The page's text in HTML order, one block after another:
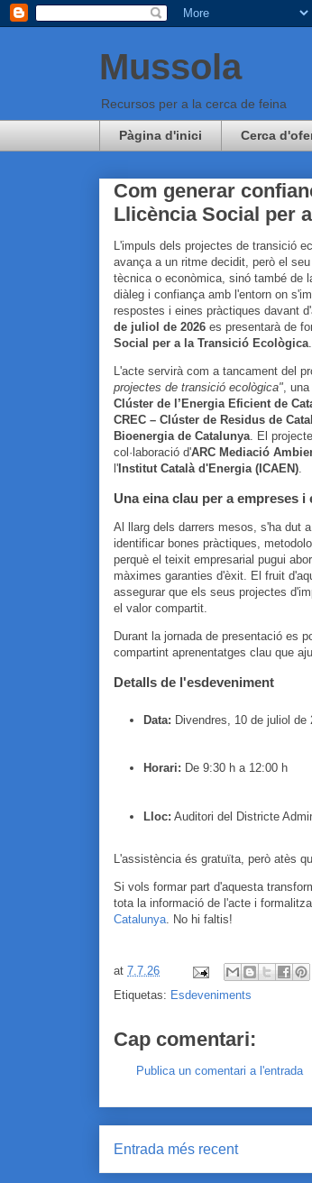
Mussola
Recursos per a la cerca de feina
Pàgina d'inici Cerca
Com generar
Llicència Social per
L'impuls dels projectes de transició
avança a un ritme decidit, però el
tècnica o econòmica, sinó també de
diàleg i confiança amb l'entorn on
respostes i eines pràctiques davant
de juliol de 2026 es presentarà de
Social per a la Transició Ecològica
L'acte servirà com a tancament del
projectes de transició ecològica" ,
Clúster de l’Energia Eficient de
CREC – Clúster de Residus de
Bioenergia de Catalunya . El
col·laboració d'ARC Mediació
l' Institut Català d'Energia (ICAEN)
Una eina clau per a empreses i
Al llarg dels darrers mesos, s'ha dut
identificar bones pràctiques,
perquè el teixit empresarial pugui
màximes garanties d'èxit. El fruit
assegurar que els seus projectes
el valor compartit.
Durant la jornada de presentació es
compartint aprenentatges clau que
Detalls de l'esdeveniment
Data: Divendres, 10 de juliol de
Horari: De 9:30 h a 12:00 h
Lloc: Auditori del Districte
L'assistència és gratuïta, però atès
Si vols formar part d'aquesta
tota la informació de l'acte i
Catalunya. No hi faltis!
at 7.7.26
Etiquetas: Esdeveniments
Cap comentari:
Publica un comentari a l'entrada
Entrada més recent